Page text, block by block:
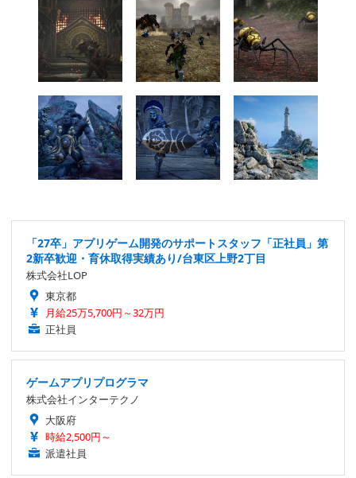
「27卒」アプリゲーム開発のサポートスタッフ「正社員」第
2新卒歓迎・育休取得実績あり/台東区上野2丁目
株式会社LOP
東京都
月給25万5,700円～32万円
正社員
ゲームアプリプログラマ
株式会社インターテクノ
大阪府
時給2,500円～
派遣社員